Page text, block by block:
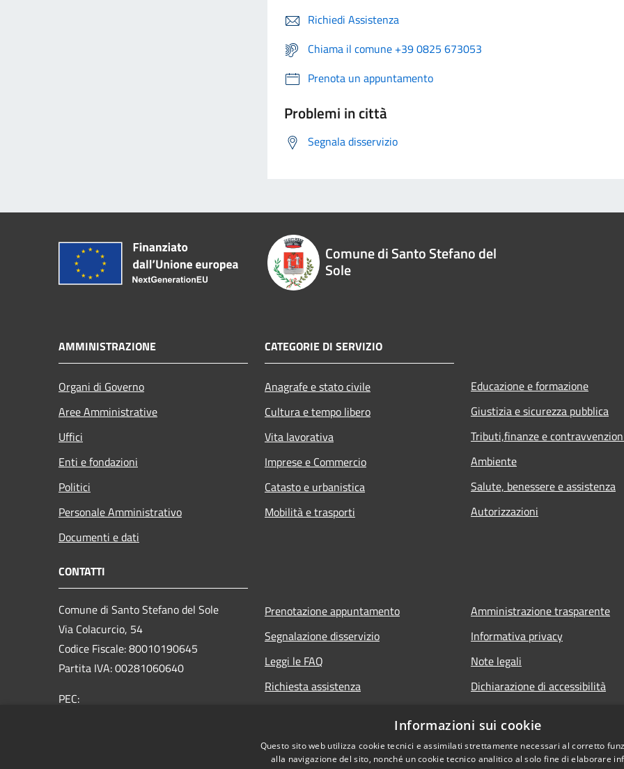
Richiedi Assistenza
Chiama il comune +39 0825 673053
Prenota un appuntamento
Problemi in città
Segnala disservizio
Comune di Santo Stefano del
Sole
AMMINISTRAZIONE
Organi di Governo
Aree Amministrative
Uffici
Enti e fondazioni
Politici
Personale Amministrativo
Documenti e dati
CATEGORIE DI SERVIZIO
Anagrafe e stato civile
Cultura e tempo libero
Vita lavorativa
Imprese e Commercio
Catasto e urbanistica
Mobilità e trasporti
Educazione e formazione
Giustizia e sicurezza pubblica
Tributi,finanze e
Ambiente
Salute, benessere e assistenza
Autorizzazioni
CONTATTI
Comune di Santo Stefano del Sole
Via Colacurcio, 54
Codice Fiscale: 80010190645
Partita IVA: 00281060640
PEC:
Prenotazione appuntamento
Segnalazione disservizio
Leggi le FAQ
Richiesta assistenza
Amministrazione trasparente
Informativa privacy
Note legali
Dichiarazione di accessibilità
Informazioni sui cookie
Questo sito web utilizza cookie tecnici e assimilati strettamente necessari al corretto
alla navigazione del sito, nonché un cookie tecnico analitico al solo fine di elaborare